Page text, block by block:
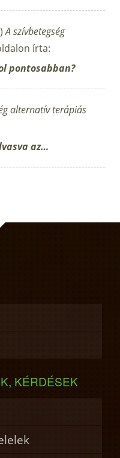
A szívbetegség
írta:
pontosabban?
alternatív terápiás
az…
KÉRDÉSEK